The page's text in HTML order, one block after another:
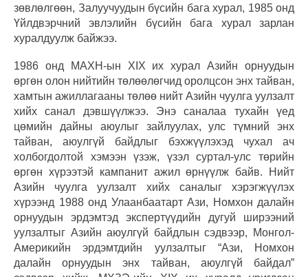
зөвлөлгөөн, Залуучуудын бүсийн бага хурал, 1985 онд
Үйлдвэрчний эвлэлийн бүсийн бага хурал зарлан
хуралдуулж байжээ.
1986 онд МАХН-ын XIX их хурал Азийн орнуудын
өргөн олон нийтийн төлөөлөгчид оролцсон энх тайван,
хамтын ажиллагааны төлөө нийт Азийн чуулга уулзалт
хийх санал дэвшүүлжээ. Энэ саналаа тухайн үед
цөмийн дайны аюулыг зайлуулах, улс түмний энх
тайван, аюулгүй байдлыг бэхжүүлэхэд чухал ач
холбогдолтой хэмээн үзэж, үзэл суртал-улс төрийн
өргөн хүрээтэй кампанит ажил өрнүүлж байв. Нийт
Азийн чуулга уулзалт хийх саналыг хэрэгжүүлэх
хүрээнд 1988 онд Улаанбаатарт Ази, Номхон далайн
орнуудын эрдэмтэд экспертүүдийн дугуй ширээний
уулзалтыг Азийн аюулгүй байдлын сэдвээр, Монгол-
Америкийн эрдэмтдийн уулзалтыг “Ази, Номхон
далайн орнуудын энх тайван, аюулгүй байдал”